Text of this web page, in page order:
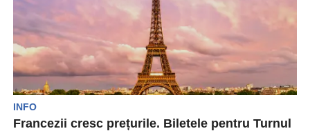
INFO
Francezii cresc prețurile. Biletele pentru Turnul